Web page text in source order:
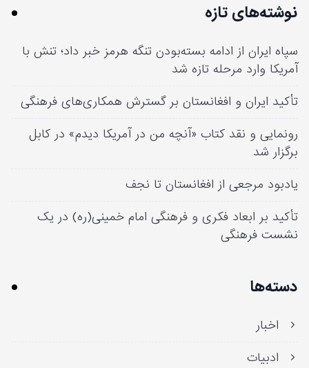
نوشته‌های تازه
سپاه ایران از ادامه بسته‌بودن تنگه هرمز خبر داد؛ تنش با
آمریکا وارد مرحله تازه شد
تأکید ایران و افغانستان بر گسترش همکاری‌های فرهنگی
رونمایی و نقد کتاب «آنچه من در آمریکا دیدم» در کابل
برگزار شد
یادبود مرجعی از افغانستان تا نجف
تأکید بر ابعاد فکری و فرهنگی امام خمینی(ره) در یک
نشست فرهنگی
دسته‌ها
اخبار
ادبیات